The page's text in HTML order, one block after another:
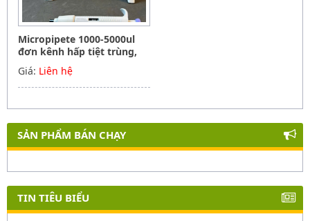
Micropipete 1000-5000ul
đơn kênh hấp tiệt trùng,
Hãng Phoenix instrument
Germany
Giá: Liên hệ
SẢN PHẨM BÁN CHẠY
TIN TIÊU BIỂU